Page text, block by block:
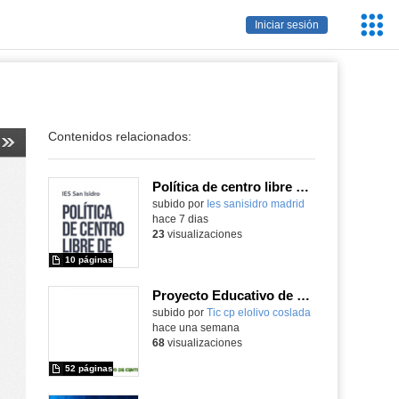
Iniciar sesión
Contenidos relacionados:
Política de centro libre de móviles
subido por Ies sanisidro madrid
10 páginas
hace 7 dias
23visualizaciones
Proyecto Educativo de Centro actualizado 2026
subido por Tic cp elolivo coslada
52 páginas
hace una semana
68visualizaciones